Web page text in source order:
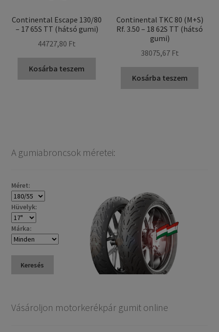
Continental Escape 130/80
– 17 65S TT (hátsó gumi)
44727,80 Ft
Kosárba teszem
Continental TKC 80 (M+S)
Rf. 3.50 – 18 62S TT (hátsó
gumi)
38075,67 Ft
Kosárba teszem
A gumiabroncsok méretei:
Méret:
Hüvelyk:
Márka:
Keresés
Vásároljon motorkerékpár gumit online